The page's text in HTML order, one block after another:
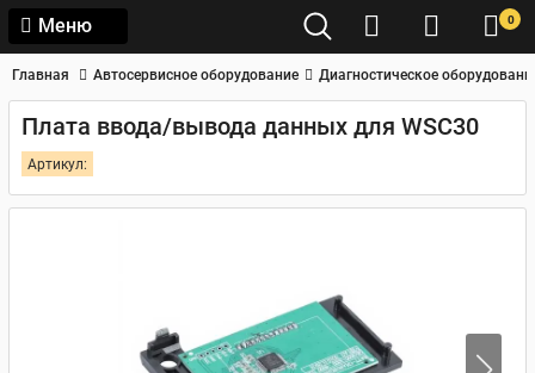
Меню 0
Главная Автосервисное оборудование Диагностическое
Плата ввода/вывода данных для WSC30
Артикул: